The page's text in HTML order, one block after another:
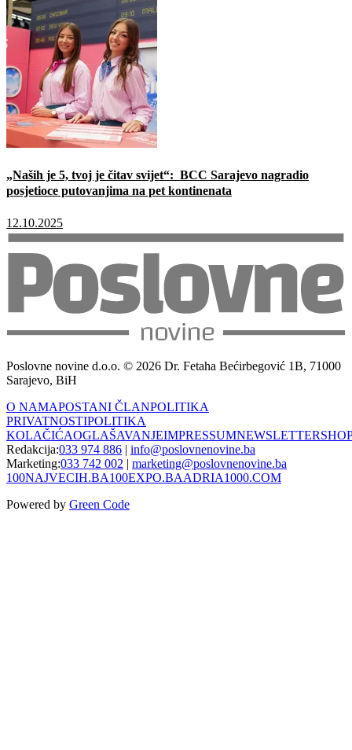
„Naših je 5, tvoj je čitav svijet“: BCC Sarajevo nagradio
posjetioce putovanjima na pet kontinenata
12.10.2025
Poslovne novine d.o.o. © 2026 Dr. Fetaha Bećirbegović 1B, 71000
Sarajevo, BiH
O NAMAPOSTANI ČLANPOLITIKA
PRIVATNOSTIPOLITIKA
KOLAČIĆAOGLAŠAVANJEIMPRESSUMNEWSLETTER
Redakcija:033 974 886 | info@poslovnenovine.ba
Marketing:033 742 002 | marketing@poslovnenovine.ba
100NAJVECIH.BA100EXPO.BAADRIA1000.COM
Powered by Green Code